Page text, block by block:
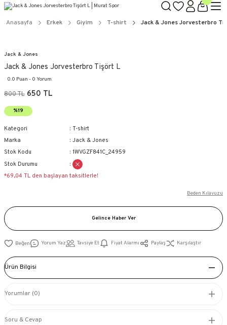
Anasayfa Erkek Giyim T-shirt Jack & Jones Jorvesterbro
Jack & Jones
Jack & Jones Jorvesterbro Tişört L
0.0 Puan - 0 Yorum
800 TL 650 TL
%19
Kategori
T-shirt
Marka
Jack & Jones
Stok Kodu
1WVGZF841C_24959
Stok Durumu
*69,04 TL den başlayan taksitlerle!
Beden Kılavuzu
Gelince Haber Ver
Yorum Yaz Tavsiye Et Fiyat Alarmı Paylaş Karşılaştır
Ürün Bilgisi
Yorumlar (0)
Soru & Cevap